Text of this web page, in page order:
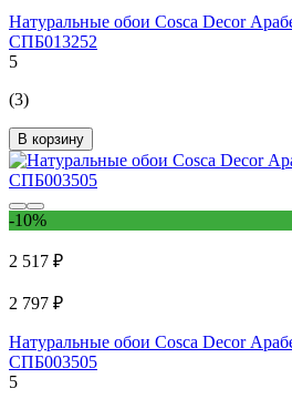
Натуральные обои Cosca Decor
СПБ013252
5
(3)
В корзину
-10%
2 517 ₽
2 797 ₽
Натуральные обои Cosca Decor
СПБ003505
5